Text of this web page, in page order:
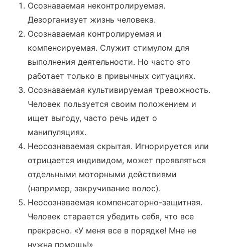
Осознаваемая неконтролируемая.
Дезорганизует жизнь человека.
Осознаваемая контролируемая и
компенсируемая. Служит стимулом для
выполнения деятельности. Но часто это
работает только в привычных ситуациях.
Осознаваемая культивируемая тревожность.
Человек пользуется своим положением и
ищет выгоду, часто речь идет о
манипуляциях.
Неосознаваемая скрытая. Игнорируется или
отрицается индивидом, может проявляться
отдельными моторными действиями
(например, закручивание волос).
Неосознаваемая компенсаторно-защитная.
Человек старается убедить себя, что все
прекрасно. «У меня все в порядке! Мне не
нужна помощь!»